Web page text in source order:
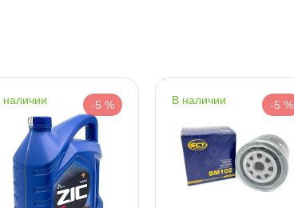
-5 % наличии -5 %